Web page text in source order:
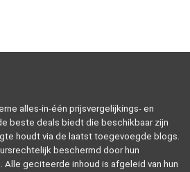
alles-in-één prijsvergelijkings- en
beste deals biedt die beschikbaar zijn
houdt via de laatst toegevoegde blogs.
beschermd door hun
geciteerde inhoud is afgeleid van hun